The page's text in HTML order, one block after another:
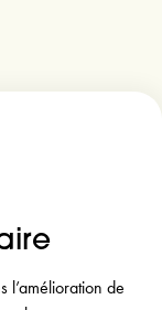
l’amélioration de